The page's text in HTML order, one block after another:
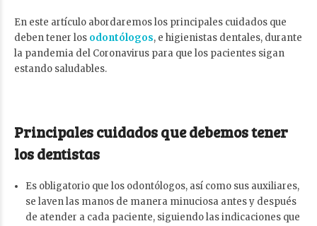
En este artículo abordaremos los principales cuidados que
deben tener los odontólogos, e higienistas dentales, durante
la pandemia del Coronavirus para que los pacientes sigan
estando saludables.
Principales cuidados que debemos tener
los dentistas
Es obligatorio que los odontólogos, así como sus auxiliares,
se laven las manos de manera minuciosa antes y después
de atender a cada paciente, siguiendo las indicaciones que